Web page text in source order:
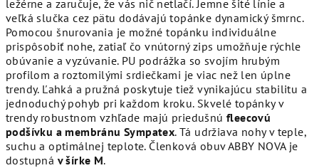
ležérne a zaručuje, že vás nič netlačí. Jemne šité línie a
veľká slučka cez pätu dodávajú topánke dynamický šmrnc.
Pomocou šnurovania je možné topánku individuálne
prispôsobiť nohe, zatiaľ čo vnútorný zips umožňuje rýchle
obúvanie a vyzúvanie. PU podrážka so svojím hrubým
profilom a roztomilými srdiečkami je viac než len úplne
trendy. Ľahká a pružná poskytuje tiež vynikajúcu stabilitu a
jednoduchý pohyb pri každom kroku. Skvelé topánky v
trendy robustnom vzhľade majú priedušnú fleecovú
podšívku a membránu Sympatex. Tá udržiava nohy v teple,
suchu a optimálnej teplote. Členková obuv ABBY NOVA je
dostupná v šírke M.